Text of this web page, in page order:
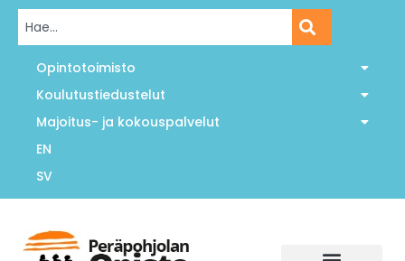
Opintotoimisto
Koulutustiedustelut
Majoitus- ja kokouspalvelut
EN
SV